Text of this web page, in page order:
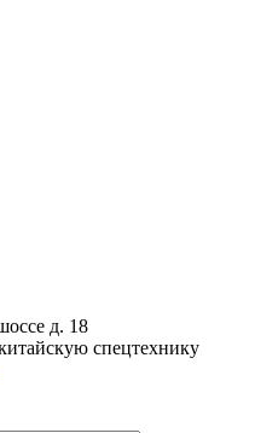
д. 18
спецтехнику